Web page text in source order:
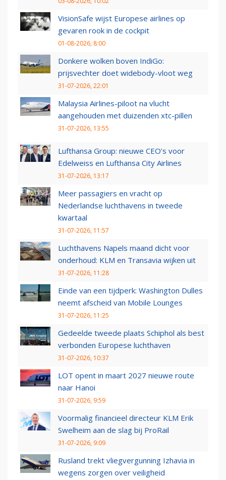
VisionSafe wijst Europese airlines op
gevaren rook in de cockpit
01-08-2026, 8:00
Donkere wolken boven IndiGo:
prijsvechter doet widebody-vloot weg
31-07-2026, 22:01
Malaysia Airlines-piloot na vlucht
aangehouden met duizenden xtc-pillen
31-07-2026, 13:55
Lufthansa Group: nieuwe CEO’s voor
Edelweiss en Lufthansa City Airlines
31-07-2026, 13:17
Meer passagiers en vracht op
Nederlandse luchthavens in tweede
kwartaal
31-07-2026, 11:57
Luchthavens Napels maand dicht voor
onderhoud: KLM en Transavia wijken uit
31-07-2026, 11:28
Einde van een tijdperk: Washington Dulles
neemt afscheid van Mobile Lounges
31-07-2026, 11:25
Gedeelde tweede plaats Schiphol als best
verbonden Europese luchthaven
31-07-2026, 10:37
LOT opent in maart 2027 nieuwe route
naar Hanoi
31-07-2026, 9:59
Voormalig financieel directeur KLM Erik
Swelheim aan de slag bij ProRail
31-07-2026, 9:09
Rusland trekt vliegvergunning Izhavia in
wegens zorgen over veiligheid